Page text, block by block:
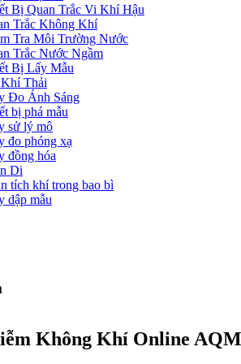
Bị Quan Trắc Vi Khí Hậu
Trắc Không Khí
Tra Môi Trường Nước
Trắc Nước Ngầm
Bị Lấy Mẫu
Thải
Đo Ánh Sáng
bị phá mẫu
sử lý mô
đo phóng xạ
đồng hóa
Di
tích khí trong bao bì
dập mẫu
Không Khí Online